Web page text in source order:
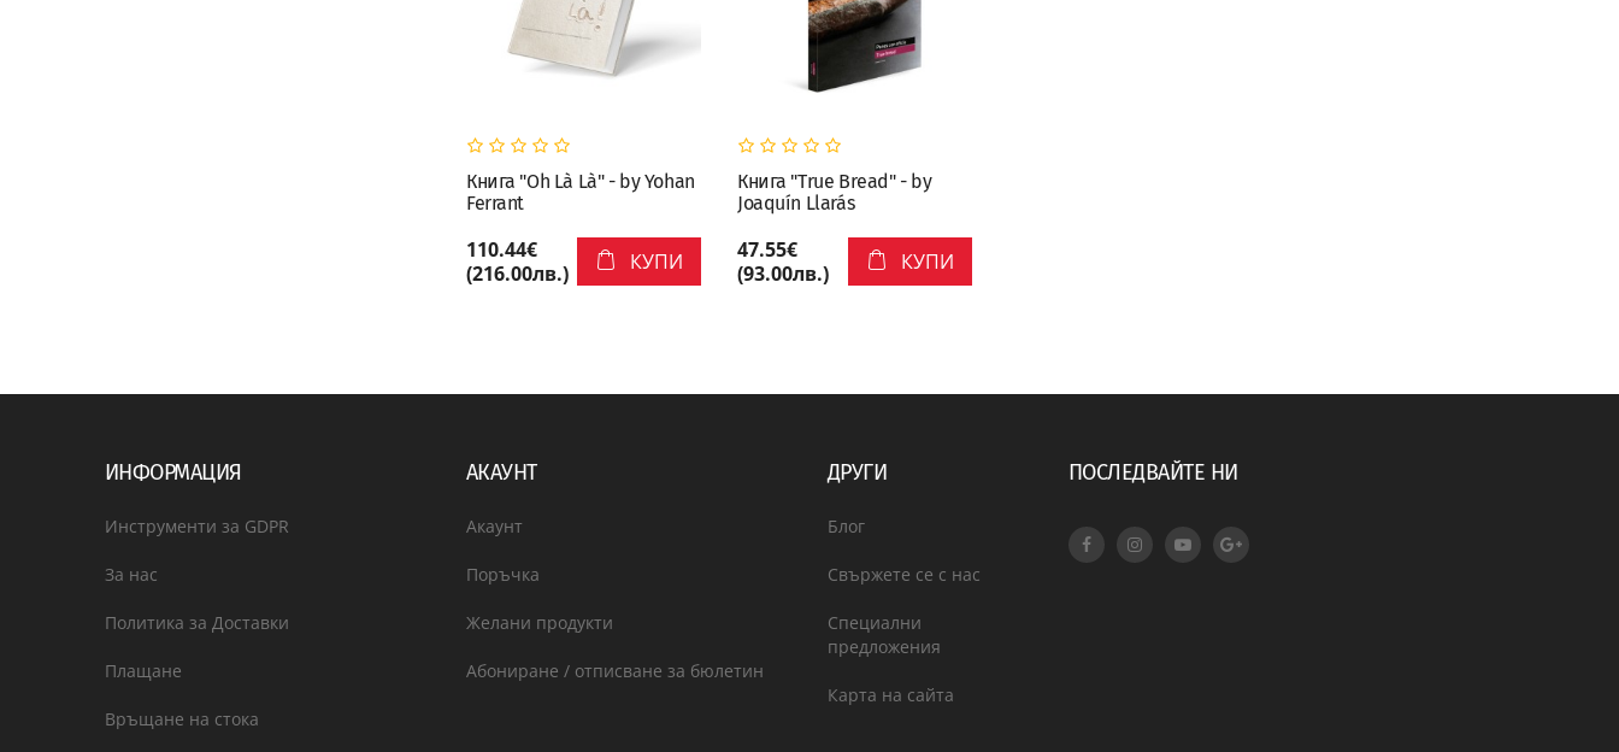
Книга "Oh Là Là" - by Yohan
Ferrant
110.44€
(216.00лв.)
КУПИ
Книга "True Bread" - by
Joaquín Llarás
47.55€
(93.00лв.)
КУПИ
ИНФОРМАЦИЯ
Инструменти за GDPR
За нас
Политика за Доставки
Плащане
Връщане на стока
АКАУНТ
Акаунт
Поръчка
Желани продукти
Абониране / отписване за бюлетин
ДРУГИ
Блог
Свържете се с нас
Специални
предложения
Карта на сайта
ПОСЛЕДВАЙТЕ НИ